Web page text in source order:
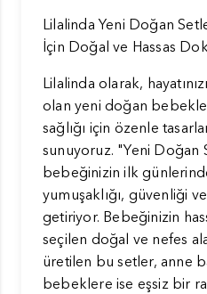
Lilalinda Yeni Doğan
İçin Doğal ve Hassas
Lilalinda olarak,
olan yeni doğan
sağlığı için özenle
sunuyoruz. "Yeni Doğan
bebeğinizin ilk
yumuşaklığı, güvenliği
getiriyor. Bebeğinizin
seçilen doğal ve nefes
üretilen bu setler, anne
bebeklere ise eşsiz bir